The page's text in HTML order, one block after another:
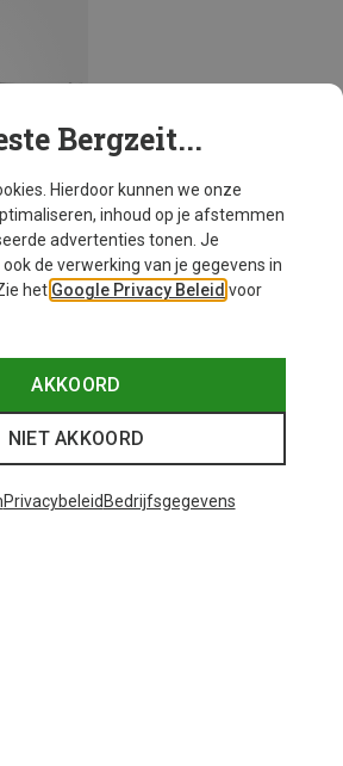
45 producten bekeken
Bergzeit...
Hierdoor kunnen we onze
inhoud op je afstemmen
advertenties tonen. Je
de verwerking van je gegevens in
het Google Privacy Beleid voor
AKKOORD
NIET AKKOORD
Privacybeleid Bedrijfsgegevens